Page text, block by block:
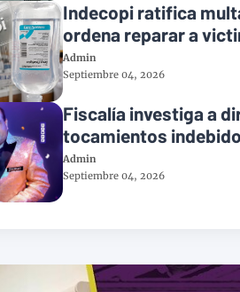
Indecopi ratifica
ordena reparar a
Admin
Septiembre 04, 2026
Fiscalía investiga a
tocamientos
Admin
Septiembre 04, 2026